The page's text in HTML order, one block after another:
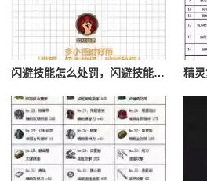
闪避技能怎么处罚，闪避技能怎么处罚队友